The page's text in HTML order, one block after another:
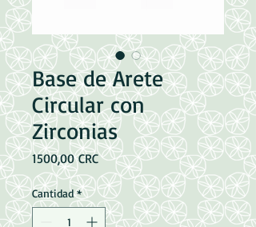
Base de Arete
Circular con
Zirconias
1500,00 CRCPrecio
Cantidad *